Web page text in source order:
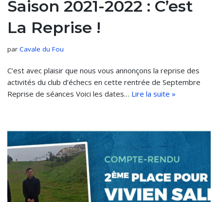
Saison 2021-2022 : C’est
La Reprise !
par Cavale du Fou
C’est avec plaisir que nous vous annonçons la reprise des
activités du club d’échecs en cette rentrée de Septembre
Reprise de séances Voici les dates… Lire la suite »